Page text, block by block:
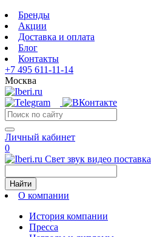
Бренды
Акции
Доставка и оплата
Блог
Контакты
+7 495 611-11-14
Москва
Личный кабинет
0
Свет звук видео поставка
Найти
О компании
История компании
Пресса